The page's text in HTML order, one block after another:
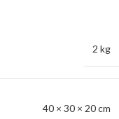
2 kg
40 × 30 × 20 cm